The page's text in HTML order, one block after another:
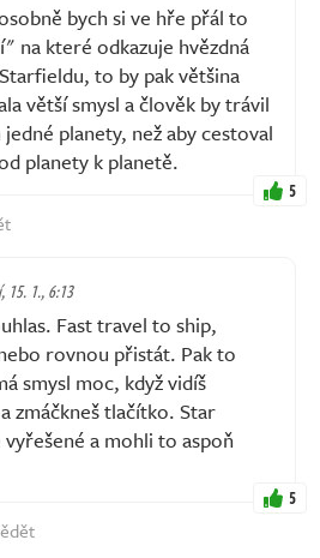
bych si ve hře přál to
na které odkazuje hvězdná
to by pak většina
větší smysl a člověk by trávil
planety, než aby cestoval
planety k planetě.
5
15. 1., 6:13
Fast travel to ship,
rovnou přistát. Pak to
smysl moc, když vidíš
zmáčkneš tlačítko. Star
a mohli to aspoň
5